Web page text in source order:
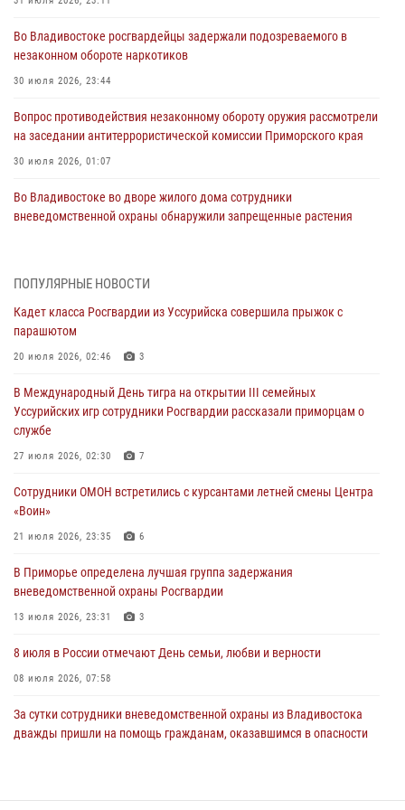
Во Владивостоке росгвардейцы задержали подозреваемого в
незаконном обороте наркотиков
30 июля 2026, 23:44
Вопрос противодействия незаконному обороту оружия рассмотрели
на заседании антитеррористической комиссии Приморского края
30 июля 2026, 01:07
Во Владивостоке во дворе жилого дома сотрудники
вневедомственной охраны обнаружили запрещенные растения
В День Крещения Руси в Князь-Владимирском храме – Главном
ходом
28 июля 2026, 10:29
посвященном Дню Крещения Руси
28 июля 2026, 05:39
В Международный День тигра на открытии III семейных
службе
разрешительной работы Росгвардии напомнили гражданам, как
сдать оружие за вознаграждение
23 июля 2026, 22:45
ПОПУЛЯРНЫЕ НОВОСТИ
Кадет класса Росгвардии из Уссурийска совершила прыжок с
парашютом
20 июля 2026, 02:46 3
В Международный День тигра на открытии III семейных
Уссурийских игр сотрудники Росгвардии рассказали приморцам о
службе
27 июля 2026, 02:30 7
Сотрудники ОМОН встретились с курсантами летней смены Центра
«Воин»
21 июля 2026, 23:35 6
В Приморье определена лучшая группа задержания
вневедомственной охраны Росгвардии
13 июля 2026, 23:31 3
8 июля в России отмечают День семьи, любви и верности
08 июля 2026, 07:58
За сутки сотрудники вневедомственной охраны из Владивостока
дважды пришли на помощь гражданам, оказавшимся в опасности